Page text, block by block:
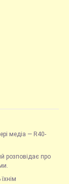
медіа — R40-
розповідає про